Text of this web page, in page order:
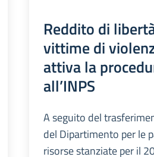
Reddito di
vittime di
attiva la
all’INPS
A seguito del
del Dipartimento per le
risorse stanziate per il